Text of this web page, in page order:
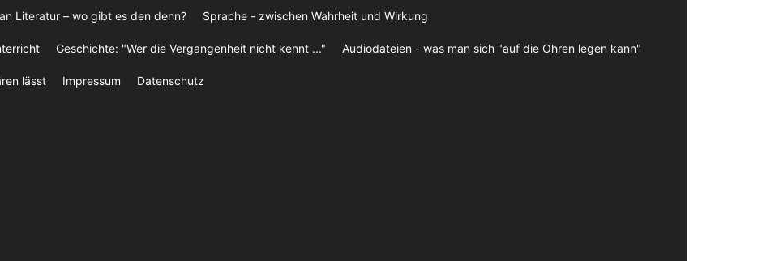
an Literatur – wo gibt es den denn? Sprache - zwischen Wahrheit und Wirkung
Geschichte: "Wer die Vergangenheit nicht kennt ..." Audiodateien - was man sich "auf die Ohren legen kann"
lässt Impressum Datenschutz